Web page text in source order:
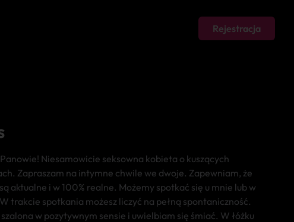
Rejestracja
Niesamowicie seksowna kobieta o kuszących
Zapraszam na intymne chwile we dwoje. Zapewniam, że
aktualne i w 100% realne. Możemy spotkać się u mnie lub w
trakcie spotkania możesz liczyć na pełną spontaniczność.
w pozytywnym sensie i uwielbiam się śmiać. W łóżku